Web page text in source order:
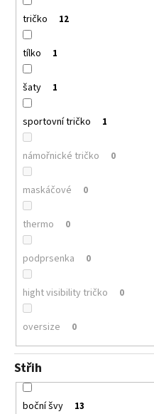
tričko 12
tílko 1
šaty 1
sportovní tričko 1
námořnické tričko 0
maskáčové 0
thermo 0
podprsenka 0
hight visibility tričko 0
oversize 0
Střih
boční švy 13